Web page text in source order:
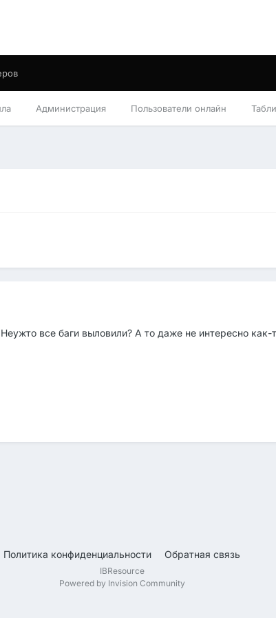
Администрация Пользователи онлайн
все баги выловили? А то даже не интересно как-
Политика конфиденциальности Обратная связь
IBResource
Powered by Invision Community